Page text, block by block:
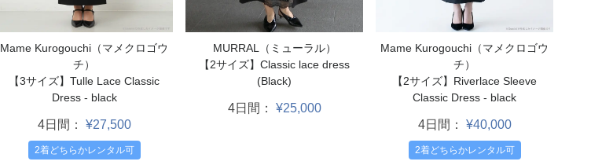
Mame Kurogouchi（マメクロゴウ
チ）
【3サイズ】Tulle Lace Classic
Dress - black
4日間： ¥27,500
2着どちらかレンタル可
MURRAL（ミューラル）
【2サイズ】Classic lace dress
(Black)
4日間： ¥25,000
Mame Kurogouchi（マメクロゴウ
チ）
【2サイズ】Riverlace Sleeve
Classic Dress - black
4日間： ¥40,000
2着どちらかレンタル可